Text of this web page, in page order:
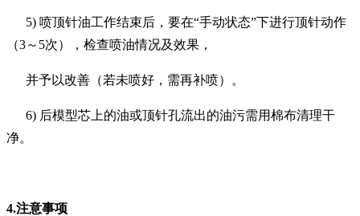
5) 喷顶针油工作结束后，要在“手动状态”下进行顶针动作
（3～ 5次），检查喷油情况及效果，
并予以改善（若未喷好，需再补喷）。
6) 后模型芯上的油或顶针孔流出的油污需用棉布清理干
净。
4.注意事项